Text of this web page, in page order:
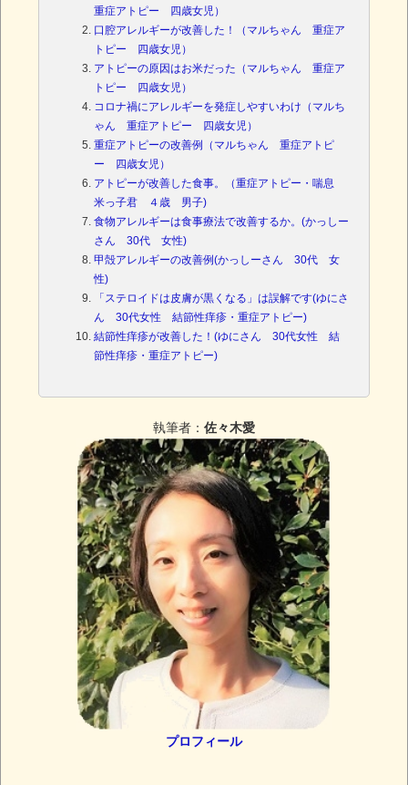
重症アトピー 四歳女児）
口腔アレルギーが改善した！（マルちゃん 重症ア
トピー 四歳女児）
アトピーの原因はお米だった（マルちゃん 重症ア
トピー 四歳女児）
コロナ禍にアレルギーを発症しやすいわけ（マルち
ゃん 重症アトピー 四歳女児）
重症アトピーの改善例（マルちゃん 重症アトピ
ー 四歳女児）
アトピーが改善した食事。（重症アトピー・喘息
米っ子君 ４歳 男子)
食物アレルギーは食事療法で改善するか。(かっしー
さん 30代 女性)
甲殻アレルギーの改善例(かっしーさん 30代 女
性)
「ステロイドは皮膚が黒くなる」は誤解です(ゆにさ
ん 30代女性 結節性痒疹・重症アトピー)
結節性痒疹が改善した！(ゆにさん 30代女性 結
節性痒疹・重症アトピー)
執筆者： 佐々木愛
プロフィール